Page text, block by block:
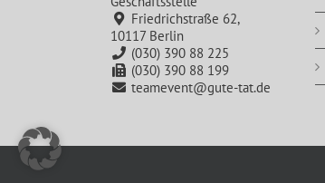
Friedrichstraße 62,
10117 Berlin
(030) 390 88 225
(030) 390 88 199
teamevent@gute-tat.de